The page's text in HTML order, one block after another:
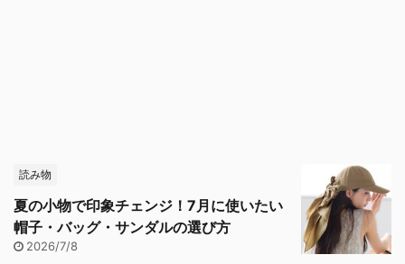
読み物
夏の小物で印象チェンジ！7月に使いたい
帽子・バッグ・サンダルの選び方
2026/7/8